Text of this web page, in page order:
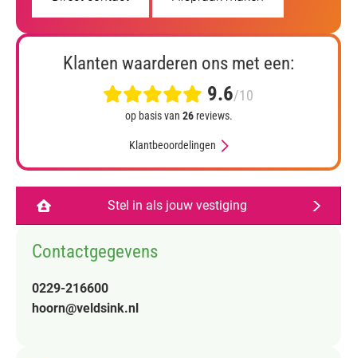
Klanten waarderen ons met een:
9.6/10
op basis van 26reviews.
Klantbeoordelingen
Stel in als jouw vestiging
Contactgegevens
0229-216600
hoorn@veldsink.nl